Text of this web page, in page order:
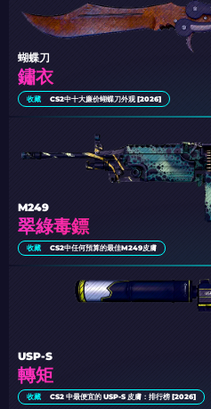
鏽衣
蝴蝶刀
收藏 CS2中十大廉价蝴蝶刀外观 [2026]
翠綠毒鏢
M249
收藏 CS2中任何預算的最佳M249皮膚
轉矩
USP-S
收藏 CS2 中最便宜的 USP-S 皮膚：排行榜 [2026]